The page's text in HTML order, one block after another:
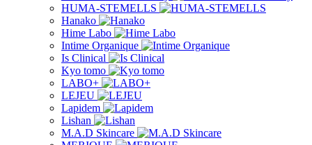
HUMA-STEMELLS
Hanako
Hime Labo
Intime Organique
Is Clinical
Kyo tomo
LABO+
LEJEU
Lapidem
Lishan
M.A.D Skincare